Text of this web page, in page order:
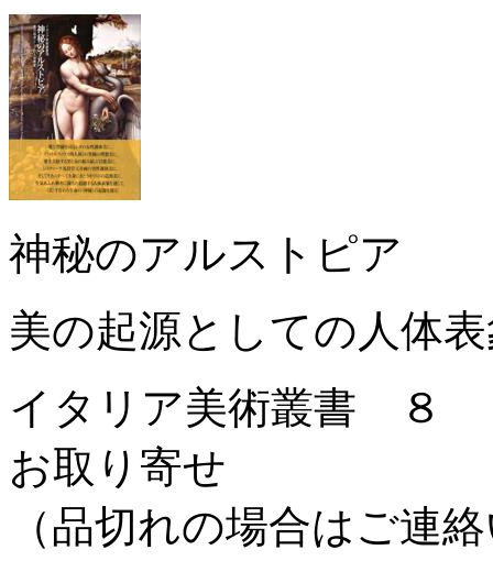
神秘のアルストピア
美の起源としての人体
イタリア美術叢書 ８
お取り寄せ
（品切れの場合はご連